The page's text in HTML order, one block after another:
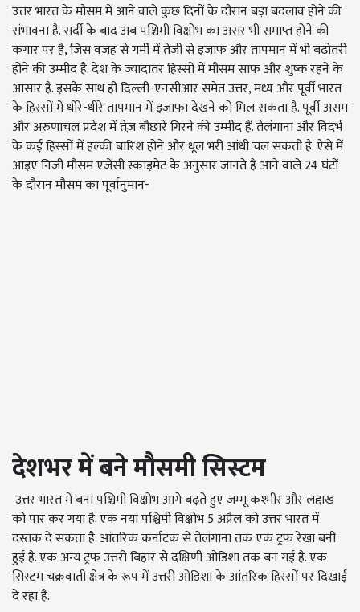
उत्तर भारत के मौसम में आने वाले कुछ दिनों के दौरान बड़ा बदलाव होने की
संभावना है. सर्दी के बाद अब पश्चिमी विक्षोभ का असर भी समाप्त होने की
कगार पर है, जिस वजह से गर्मी में तेजी से इजाफ और तापमान में भी बढ़ोतरी
होने की उम्मीद है. देश के ज्यादातर हिस्सों में मौसम साफ और शुष्क रहने के
आसार है. इसके साथ ही दिल्ली-एनसीआर समेत उत्तर, मध्य और पूर्वी भारत
के हिस्सों में धीरे-धीरे तापमान में इजाफा देखने को मिल सकता है. पूर्वी असम
और अरुणाचल प्रदेश में तेज़ बौछारें गिरने की उम्मीद हैं. तेलंगाना और विदर्भ
के कई हिस्सों में हल्की बारिश होने और धूल भरी आंधी चल सकती है. ऐसे में
आइए निजी मौसम एजेंसी स्काइमेट के अनुसार जानते हैं आने वाले 24 घंटों
के दौरान मौसम का पूर्वानुमान-
देशभर में बने मौसमी सिस्टम
उत्तर भारत में बना पश्चिमी विक्षोभ आगे बढ़ते हुए जम्मू कश्मीर और लद्दाख
को पार कर गया है. एक नया पश्चिमी विक्षोभ 5 अप्रैल को उत्तर भारत में
दस्तक दे सकता है. आंतरिक कर्नाटक से तेलंगाना तक एक ट्रफ रेखा बनी
हुई है. एक अन्य ट्रफ उत्तरी बिहार से दक्षिणी ओडिशा तक बन गई है. एक
सिस्टम चक्रवाती क्षेत्र के रूप में उत्तरी ओडिशा के आंतरिक हिस्सों पर दिखाई
दे रहा है.